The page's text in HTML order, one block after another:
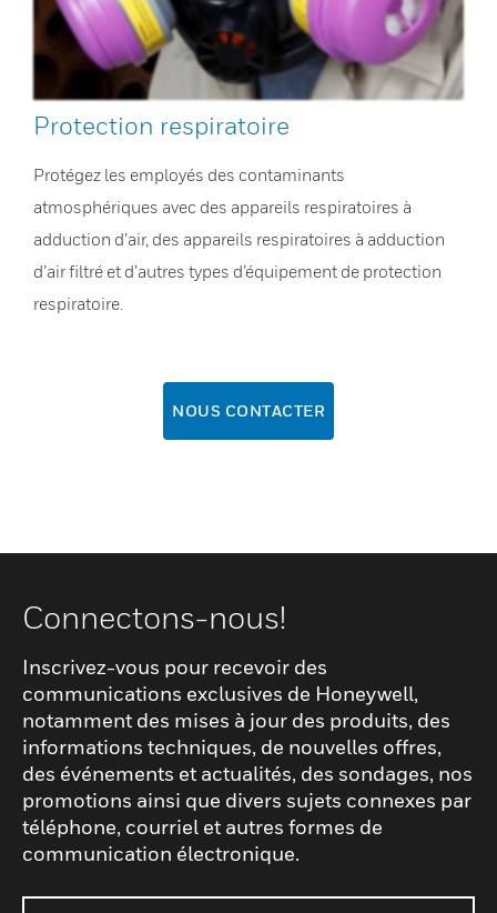
Protection respiratoire
Protégez les employés des contaminants
atmosphériques avec des appareils respiratoires à
adduction d’air, des appareils respiratoires à adduction
d’air filtré et d’autres types d’équipement de protection
respiratoire.
NOUS CONTACTER
Connectons-nous!
Inscrivez-vous pour recevoir des
communications exclusives de Honeywell,
notamment des mises à jour des produits, des
informations techniques, de nouvelles offres,
des événements et actualités, des sondages, nos
promotions ainsi que divers sujets connexes par
téléphone, courriel et autres formes de
communication électronique.